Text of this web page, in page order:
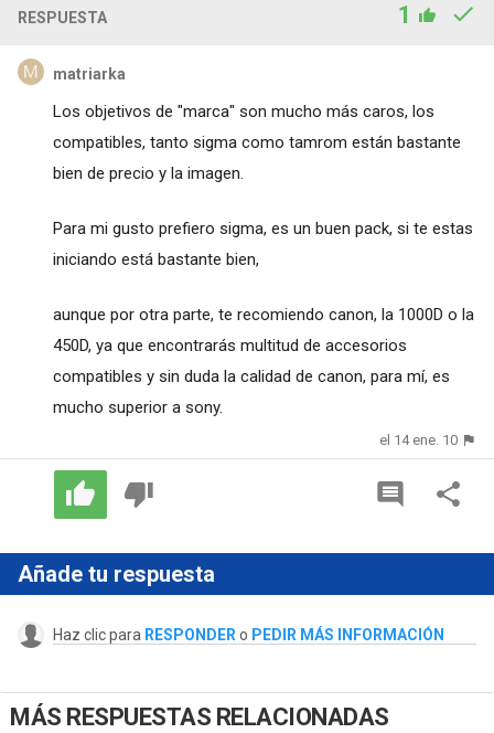
RESPUESTA 1
matriarka
Los objetivos de "marca" son mucho más caros, los
compatibles, tanto sigma como tamrom están bastante
bien de precio y la imagen.
Para mi gusto prefiero sigma, es un buen pack, si te estas
iniciando está bastante bien,
aunque por otra parte, te recomiendo canon, la 1000D o la
450D, ya que encontrarás multitud de accesorios
compatibles y sin duda la calidad de canon, para mí, es
mucho superior a sony.
el 14 ene. 10
Añade tu respuesta
Haz clic para RESPONDER o PEDIR MÁS INFORMACIÓN
MÁS RESPUESTAS RELACIONADAS